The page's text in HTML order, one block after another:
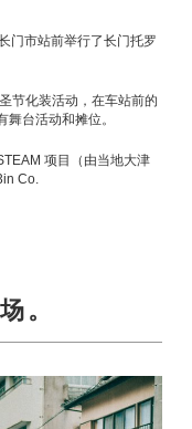
门市站前举行了长门托罗
节化装活动，在车站前的
台活动和摊位。
项目（由当地大津
Co.
。